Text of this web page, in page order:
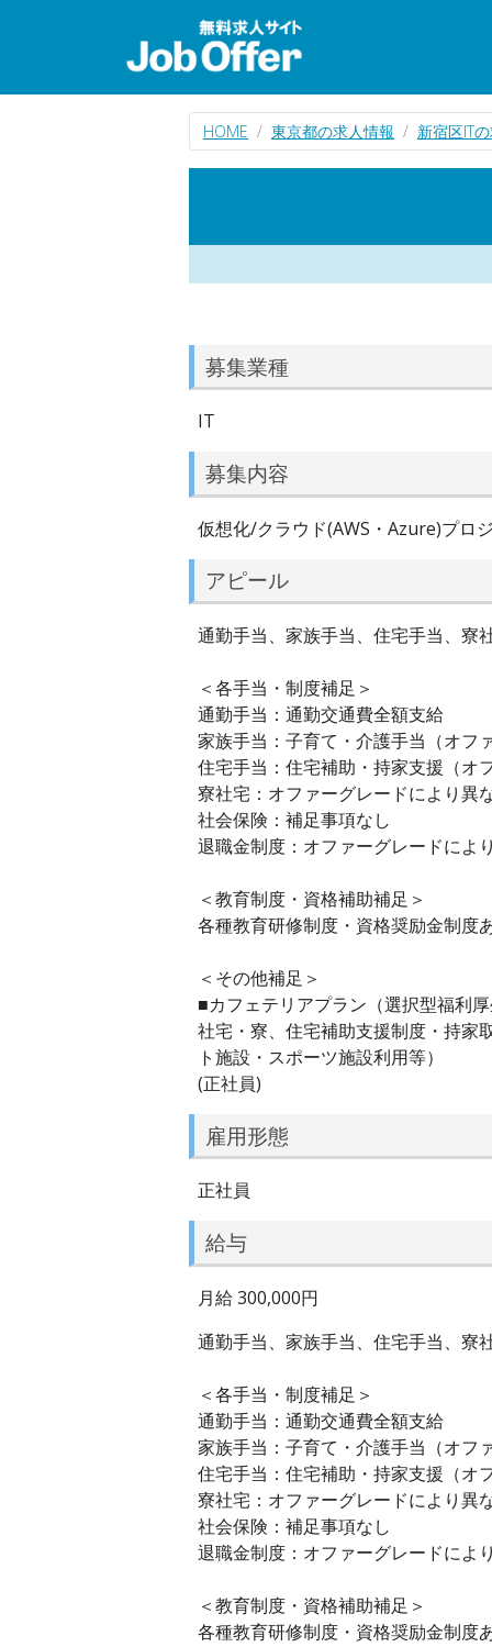
HOME 東京都の求人情報 新宿区IT
募集業種
IT
募集内容
仮想化/クラウド(AWS・Azure)プロ
アピール
通勤手当、家族手当、住宅手当、寮
＜各手当・制度補足＞
通勤手当：通勤交通費全額支給
家族手当：子育て・介護手当（オフ
住宅手当：住宅補助・持家支援（オ
寮社宅：オファーグレードにより異
社会保険：補足事項なし
退職金制度：オファーグレードによ
＜教育制度・資格補助補足＞
各種教育研修制度・資格奨励金制度
＜その他補足＞
■カフェテリアプラン（選択型福利
社宅・寮、住宅補助支援制度・持家
ト施設・スポーツ施設利用等）
(正社員)
雇用形態
正社員
給与
月給 300,000円
通勤手当、家族手当、住宅手当、寮
＜各手当・制度補足＞
通勤手当：通勤交通費全額支給
家族手当：子育て・介護手当（オフ
住宅手当：住宅補助・持家支援（オ
寮社宅：オファーグレードにより異
社会保険：補足事項なし
退職金制度：オファーグレードによ
＜教育制度・資格補助補足＞
各種教育研修制度・資格奨励金制度